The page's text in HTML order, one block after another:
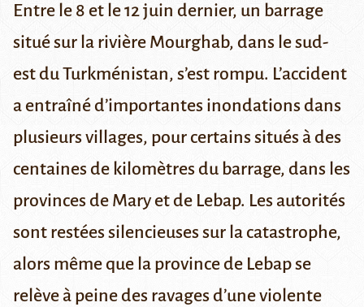
Entre le 8 et le 12 juin dernier, un barrage
situé sur la rivière Mourghab, dans le sud-
est du Turkménistan, s’est rompu. L’accident
a entraîné d’importantes inondations dans
plusieurs villages, pour certains situés à des
centaines de kilomètres du barrage, dans les
provinces de Mary et de Lebap. Les autorités
sont restées silencieuses sur la catastrophe,
alors même que la province de Lebap se
relève à peine des ravages d’une violente